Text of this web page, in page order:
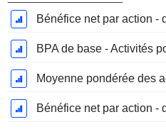
Bénéfice net par action -
BPA de base - Activités
Moyenne pondérée des
Bénéfice net par action -